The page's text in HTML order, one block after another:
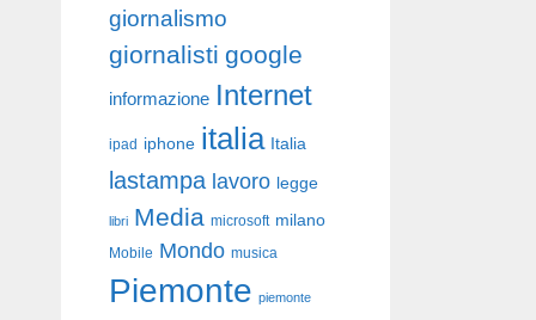
giornalismo
giornalisti google
informazione Internet
ipad iphone italia Italia
lastampa lavoro legge
libri Media microsoft milano
Mobile Mondo musica
Piemonte piemonte